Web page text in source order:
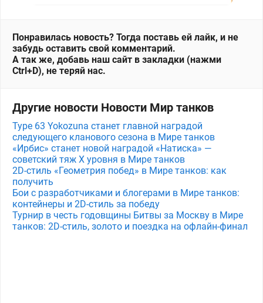
Понравилась новость? Тогда поставь ей лайк, и не
забудь оставить свой комментарий.
А так же, добавь наш сайт в закладки (нажми
Ctrl+D), не теряй нас.
Другие новости Новости Мир танков
Type 63 Yokozuna станет главной наградой
следующего кланового сезона в Мире танков
«Ирбис» станет новой наградой «Натиска» —
советский тяж X уровня в Мире танков
2D-стиль «Геометрия побед» в Мире танков: как
получить
Бои с разработчиками и блогерами в Мире танков:
контейнеры и 2D-стиль за победу
Турнир в честь годовщины Битвы за Москву в Мире
танков: 2D-стиль, золото и поездка на офлайн-финал